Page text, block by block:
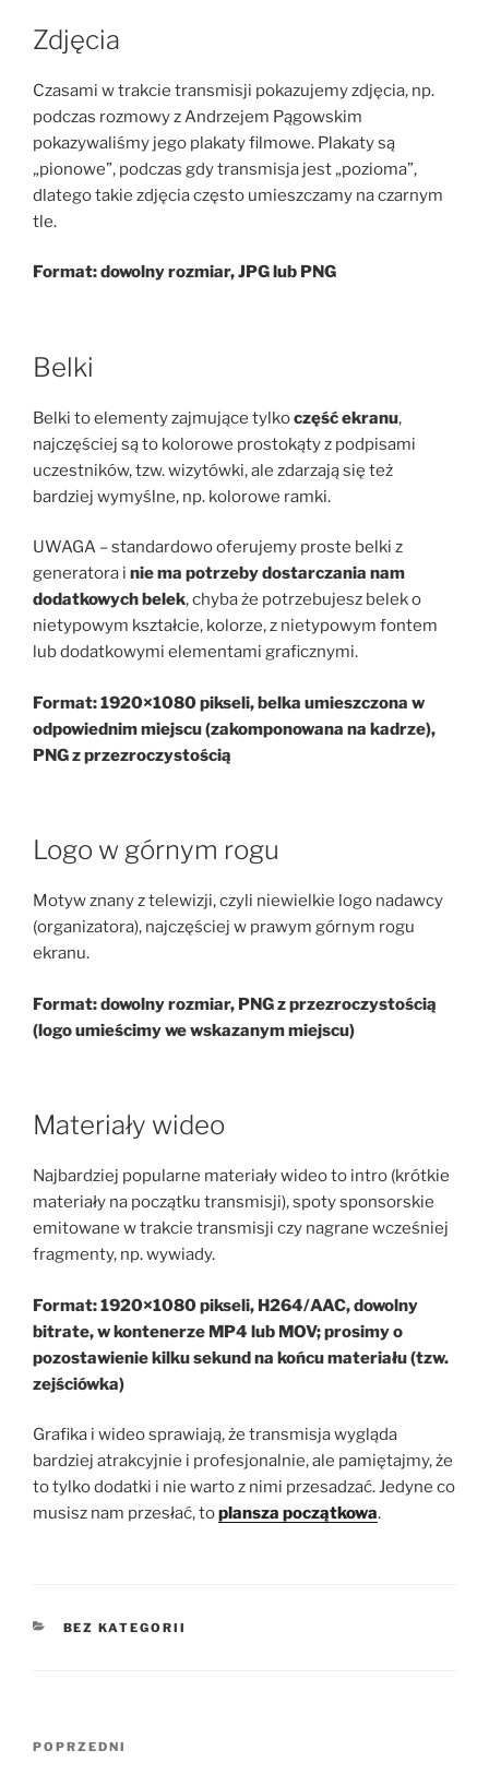
Zdjęcia
Czasami w trakcie transmisji pokazujemy zdjęcia, np.
podczas rozmowy z Andrzejem Pągowskim
pokazywaliśmy jego plakaty filmowe. Plakaty są
„pionowe”, podczas gdy transmisja jest „pozioma”,
dlatego takie zdjęcia często umieszczamy na czarnym
tle.
Format: dowolny rozmiar, JPG lub PNG
Belki
Belki to elementy zajmujące tylkoczęść ekranu,
najczęściej są to kolorowe prostokąty z podpisami
uczestników, tzw. wizytówki, ale zdarzają się też
bardziej wymyślne, np. kolorowe ramki.
UWAGA – standardowo oferujemy proste belki z
generatora i nie ma potrzeby dostarczania nam
dodatkowych belek, chyba że potrzebujesz belek o
nietypowym kształcie, kolorze, z nietypowym fontem
lub dodatkowymi elementami graficznymi.
Format: 1920×1080 pikseli, belka umieszczona w
odpowiednim miejscu (zakomponowana na kadrze),
PNG z przezroczystością
Logo w górnym rogu
Motyw znany z telewizji, czyli niewielkie logo nadawcy
(organizatora), najczęściej w prawym górnym rogu
ekranu.
Format: dowolny rozmiar, PNG z przezroczystością
(logo umieścimy we wskazanym miejscu)
Materiały wideo
Najbardziej popularne materiały wideo to intro (krótkie
materiały na początku transmisji), spoty sponsorskie
emitowane w trakcie transmisji czy nagrane wcześniej
fragmenty, np. wywiady.
Format: 1920×1080 pikseli, H264/AAC, dowolny
bitrate, w kontenerze MP4 lub MOV; prosimy o
pozostawienie kilku sekund na końcu materiału (tzw.
zejściówka)
Grafika i wideo sprawiają, że transmisja wygląda
bardziej atrakcyjnie i profesjonalnie, ale pamiętajmy, że
to tylko dodatki i nie warto z nimi przesadzać. Jedyne co
musisz nam przesłać, toplansza początkowa.
KATEGORIE
BEZ KATEGORII
Poprzedni
POPRZEDNI